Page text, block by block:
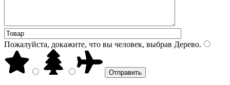
Пожалуйста, докажите, что вы человек, выбрав Дерево.